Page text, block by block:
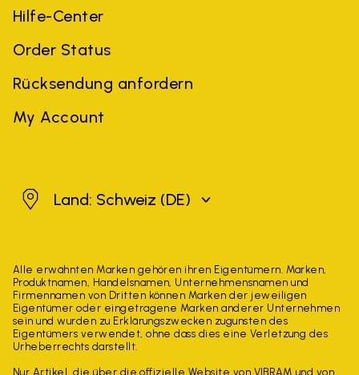
Hilfe-Center
Order Status
Rücksendung anfordern
My Account
SchweizLand: Schweiz (DE)
Alle erwähnten Marken gehören ihren Eigentümern. Marken,
Produktnamen, Handelsnamen, Unternehmensnamen und
Firmennamen von Dritten können Marken der jeweiligen
Eigentümer oder eingetragene Marken anderer Unternehmen
sein und wurden zu Erklärungszwecken zugunsten des
Eigentümers verwendet, ohne dass dies eine Verletzung des
Urheberrechts darstellt.
Nur Artikel, die über die offizielle Website von VIBRAM und von